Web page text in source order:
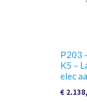
P203
K5 –
elec
€